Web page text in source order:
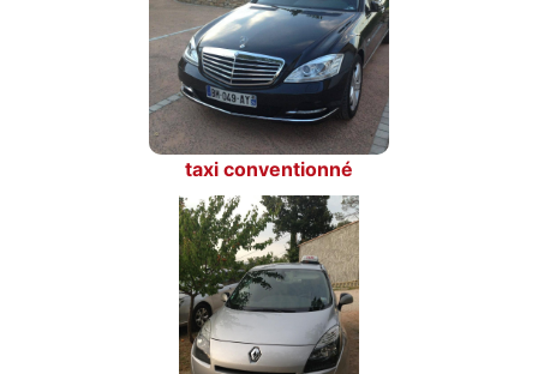
taxi conventionné